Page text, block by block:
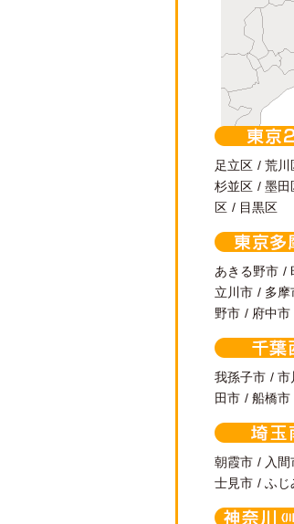
足立区
荒川
杉並区
墨田
区
目黒区
あきる野市
立川市
多摩
野市
府中市
我孫子市
市
田市
船橋市
朝霞市
入間
士見市
ふじ